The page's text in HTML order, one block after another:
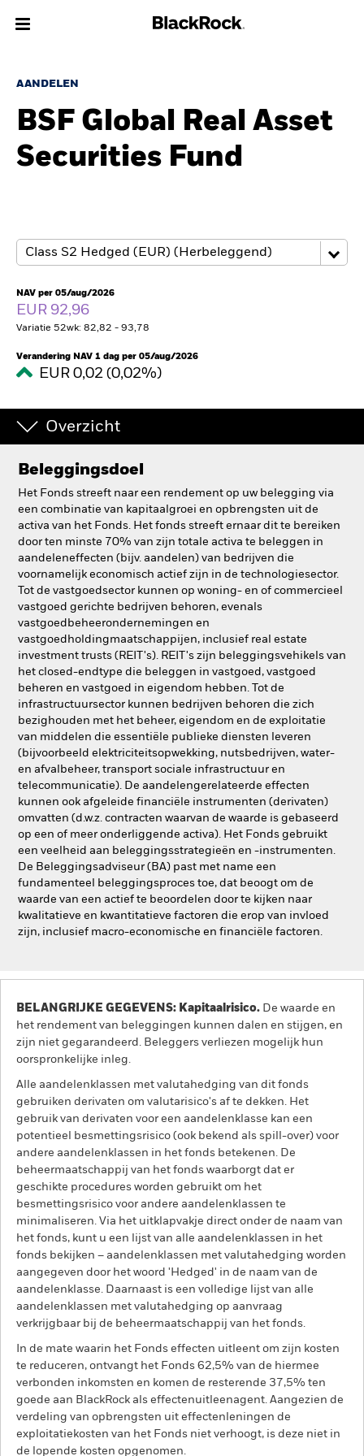
Over Ons
Producten
Thema's
Beleggingsinformatie
Particulieren
Nederland
iShares
Aladdin
Ons bedrijf
AANDELEN
BSF Global Real Asset
Securities Fund
NAV per 05/aug/2026
EUR 92,96
Variatie 52wk: 82,82 - 93,78
Verandering NAV 1 dag per 05/aug/2026
EUR 0,02 (0,02%)
Overzicht
Beleggingsdoel
Het Fonds streeft naar een rendement op uw belegging via
een combinatie van kapitaalgroei en opbrengsten uit de
activa van het Fonds. Het fonds streeft ernaar dit te bereiken
door ten minste 70% van zijn totale activa te beleggen in
aandeleneffecten (bijv. aandelen) van bedrijven die
voornamelijk economisch actief zijn in de technologiesector.
Tot de vastgoedsector kunnen op woning- en of commercieel
vastgoed gerichte bedrijven behoren, evenals
vastgoedbeheerondernemingen en
vastgoedholdingmaatschappijen, inclusief real estate
investment trusts (REIT's). REIT's zijn beleggingsvehikels van
het closed-endtype die beleggen in vastgoed, vastgoed
beheren en vastgoed in eigendom hebben. Tot de
infrastructuursector kunnen bedrijven behoren die zich
bezighouden met het beheer, eigendom en de exploitatie
van middelen die essentiële publieke diensten leveren
(bijvoorbeeld elektriciteitsopwekking, nutsbedrijven, water-
en afvalbeheer, transport sociale infrastructuur en
telecommunicatie). De aandelengerelateerde effecten
kunnen ook afgeleide financiële instrumenten (derivaten)
omvatten (d.w.z. contracten waarvan de waarde is gebaseerd
op een of meer onderliggende activa). Het Fonds gebruikt
een veelheid aan beleggingsstrategieën en -instrumenten.
De Beleggingsadviseur (BA) past met name een
fundamenteel beleggingsproces toe, dat beoogt om de
waarde van een actief te beoordelen door te kijken naar
kwalitatieve en kwantitatieve factoren die erop van invloed
zijn, inclusief macro-economische en financiële factoren.
BELANGRIJKE GEGEVENS: Kapitaalrisico. De waarde en
het rendement van beleggingen kunnen dalen en stijgen, en
zijn niet gegarandeerd. Beleggers verliezen mogelijk hun
oorspronkelijke inleg.
Alle aandelenklassen met valutahedging van dit fonds
gebruiken derivaten om valutarisico's af te dekken. Het
gebruik van derivaten voor een aandelenklasse kan een
potentieel besmettingsrisico (ook bekend als spill-over) voor
andere aandelenklassen in het fonds betekenen. De
beheermaatschappij van het fonds waarborgt dat er
geschikte procedures worden gebruikt om het
besmettingsrisico voor andere aandelenklassen te
minimaliseren. Via het uitklapvakje direct onder de naam van
het fonds, kunt u een lijst van alle aandelenklassen in het
fonds bekijken – aandelenklassen met valutahedging worden
aangegeven door het woord 'Hedged' in de naam van de
aandelenklasse. Daarnaast is een volledige lijst van alle
aandelenklassen met valutahedging op aanvraag
verkrijgbaar bij de beheermaatschappij van het fonds.
In de mate waarin het Fonds effecten uitleent om zijn kosten
te reduceren, ontvangt het Fonds 62,5% van de hiermee
verbonden inkomsten en komen de resterende 37,5% ten
goede aan BlackRock als effectenuitleenagent. Aangezien de
verdeling van opbrengsten uit effectenleningen de
exploitatiekosten van het Fonds niet verhoogt, is deze niet in
de lopende kosten opgenomen.